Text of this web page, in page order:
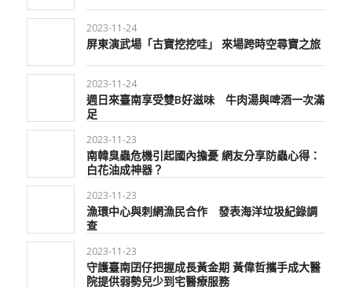
2023-11-24
屏東演武場「古寶挖挖哇」 來場跨時空尋寶之旅
2023-11-24
週日來臺南享受雙B好滋味 牛肉湯與啤酒一次滿
足
2023-11-23
南韓臭蟲危機引起國內擔憂 網友分享防蟲心得：
白花油成神器？
2023-11-23
漁環中心與刺網漁民合作 發表海洋垃圾紀錄調
查
2023-11-23
守護臺南囝仔把握成長黃金期 黃偉哲攜手成大醫
院提供弱勢兒少到宅醫療服務